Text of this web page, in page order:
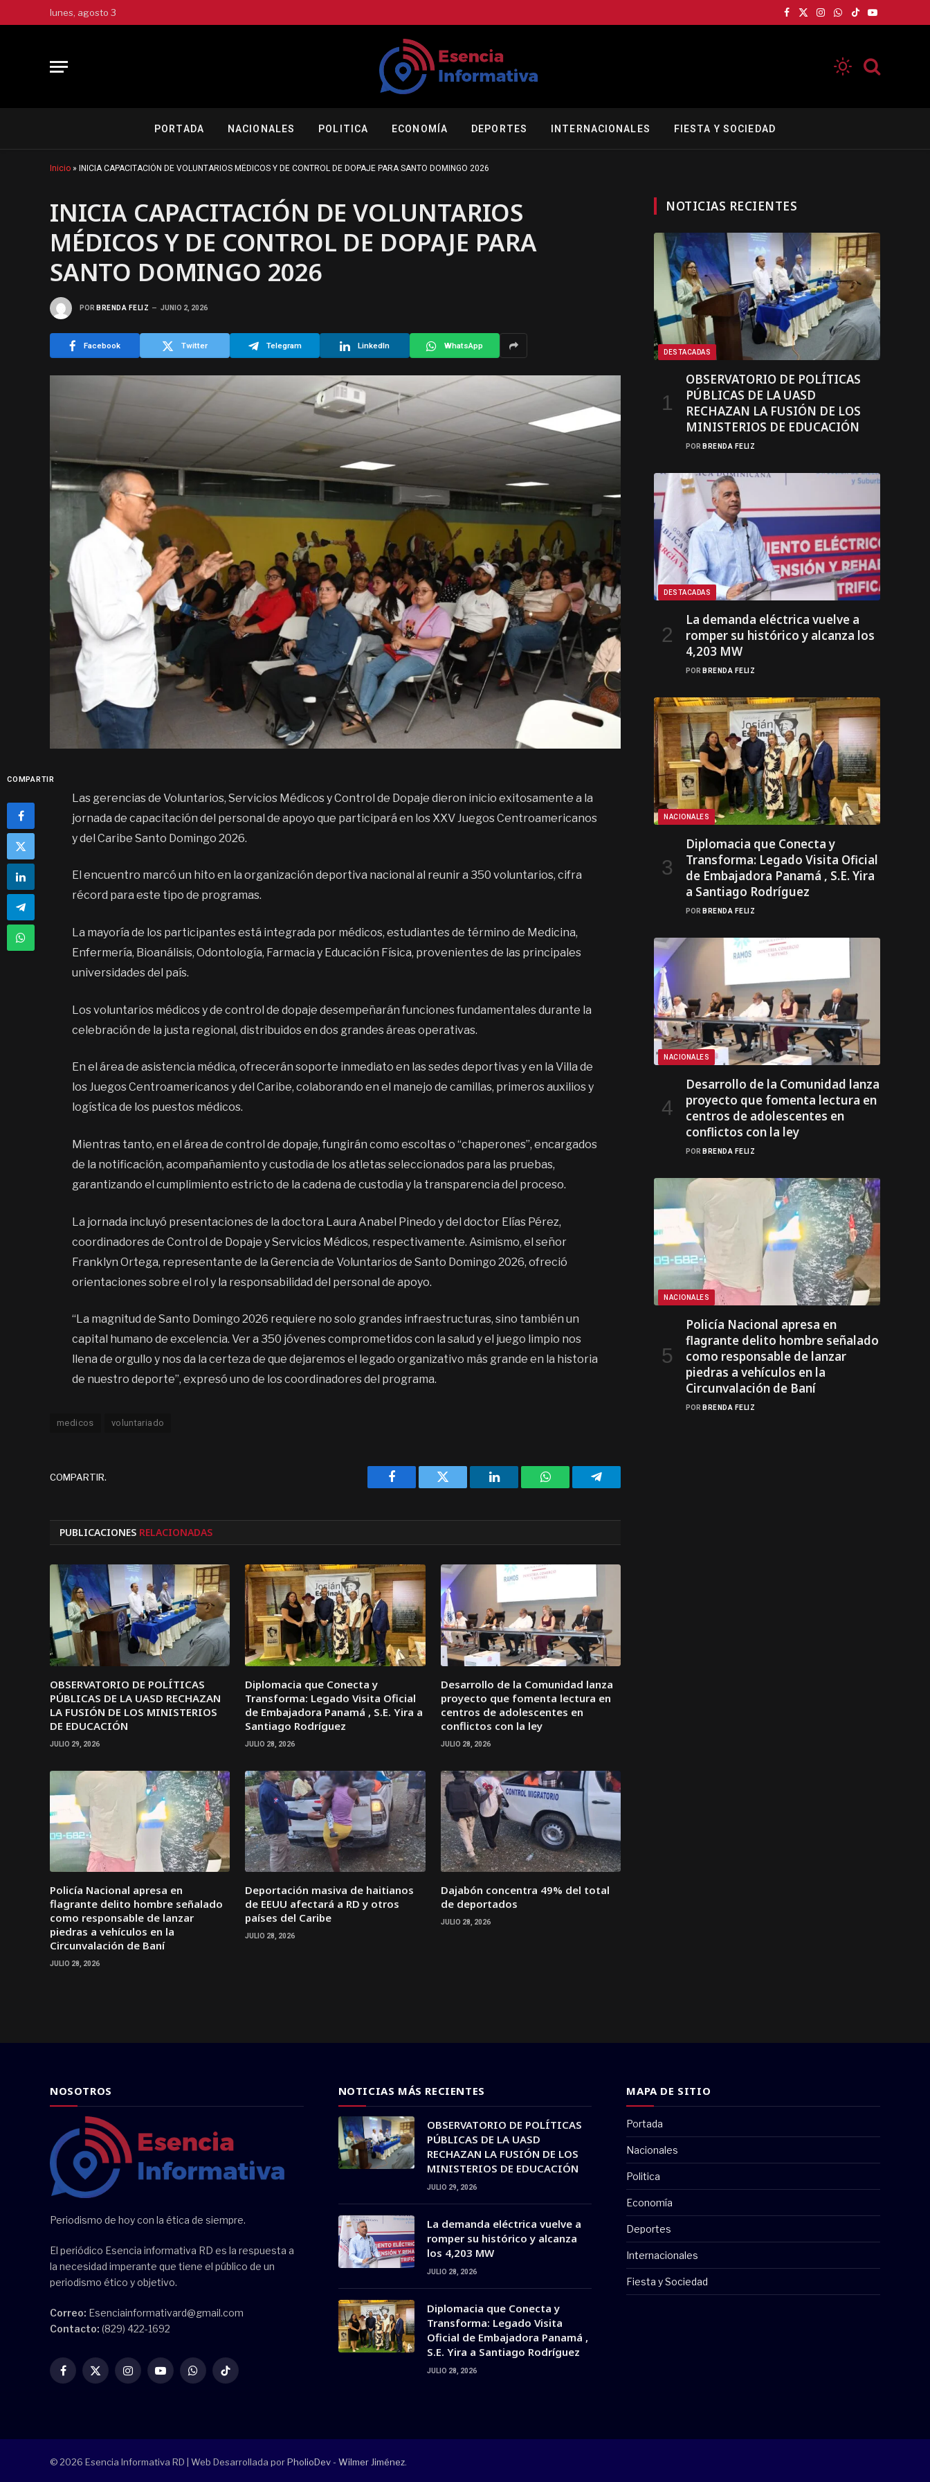
lunes, agosto 3
Facebook
X
Instagram
WhatsApp
TikTokYouTube
PORTADA NACIONALES POLITICA ECONOMÍA DEPORTES INTERNACIONALES FIESTA Y SOCIEDAD
Inicio » INICIA CAPACITACIÓN DE VOLUNTARIOS MÉDICOS Y DE CONTROL DE DOPAJE PARA SANTO DOMINGO 2026
INICIA CAPACITACIÓN DE VOLUNTARIOS
MÉDICOS Y DE CONTROL DE DOPAJE PARA
SANTO DOMINGO 2026
POR BRENDA FELIZ JUNIO 2, 2026
Facebook Twitter Telegram LinkedIn WhatsApp
COMPARTIR
Las gerencias de Voluntarios, Servicios Médicos y Control de Dopaje dieron inicio exitosamente a la
jornada de capacitación del personal de apoyo que participará en los XXV Juegos Centroamericanos
y del Caribe Santo Domingo 2026.
El encuentro marcó un hito en la organización deportiva nacional al reunir a 350 voluntarios, cifra
récord para este tipo de programas.
La mayoría de los participantes está integrada por médicos, estudiantes de término de Medicina,
Enfermería, Bioanálisis, Odontología, Farmacia y Educación Física, provenientes de las principales
universidades del país.
Los voluntarios médicos y de control de dopaje desempeñarán funciones fundamentales durante la
celebración de la justa regional, distribuidos en dos grandes áreas operativas.
En el área de asistencia médica, ofrecerán soporte inmediato en las sedes deportivas y en la Villa de
los Juegos Centroamericanos y del Caribe, colaborando en el manejo de camillas, primeros auxilios y
logística de los puestos médicos.
Mientras tanto, en el área de control de dopaje, fungirán como escoltas o “chaperones”, encargados
de la notificación, acompañamiento y custodia de los atletas seleccionados para las pruebas,
garantizando el cumplimiento estricto de la cadena de custodia y la transparencia del proceso.
La jornada incluyó presentaciones de la doctora Laura Anabel Pinedo y del doctor Elías Pérez,
coordinadores de Control de Dopaje y Servicios Médicos, respectivamente. Asimismo, el señor
Franklyn Ortega, representante de la Gerencia de Voluntarios de Santo Domingo 2026, ofreció
orientaciones sobre el rol y la responsabilidad del personal de apoyo.
“La magnitud de Santo Domingo 2026 requiere no solo grandes infraestructuras, sino también un
capital humano de excelencia. Ver a 350 jóvenes comprometidos con la salud y el juego limpio nos
llena de orgullo y nos da la certeza de que dejaremos el legado organizativo más grande en la historia
de nuestro deporte”, expresó uno de los coordinadores del programa.
medicos voluntariado
COMPARTIR.
Facebook Twitter LinkedIn WhatsAppTelegram
PUBLICACIONES RELACIONADAS
OBSERVATORIO DE POLÍTICAS
PÚBLICAS DE LA UASD RECHAZAN
LA FUSIÓN DE LOS MINISTERIOS
DE EDUCACIÓN
JULIO 29, 2026
Diplomacia que Conecta y
Transforma: Legado Visita Oficial
de Embajadora Panamá , S.E. Yira a
Santiago Rodríguez
JULIO 28, 2026
Desarrollo de la Comunidad lanza
proyecto que fomenta lectura en
centros de adolescentes en
conflictos con la ley
JULIO 28, 2026
Policía Nacional apresa en
flagrante delito hombre señalado
como responsable de lanzar
piedras a vehículos en la
Circunvalación de Baní
JULIO 28, 2026
Deportación masiva de haitianos
de EEUU afectará a RD y otros
países del Caribe
JULIO 28, 2026
Dajabón concentra 49% del total
de deportados
JULIO 28, 2026
NOTICIAS RECIENTES
DESTACADAS
OBSERVATORIO DE POLÍTICAS
PÚBLICAS DE LA UASD
RECHAZAN LA FUSIÓN DE LOS
MINISTERIOS DE EDUCACIÓN
POR BRENDA FELIZ
DESTACADAS
La demanda eléctrica vuelve a
romper su histórico y alcanza los
4,203 MW
POR BRENDA FELIZ
NACIONALES
Diplomacia que Conecta y
Transforma: Legado Visita Oficial
de Embajadora Panamá , S.E. Yira
a Santiago Rodríguez
POR BRENDA FELIZ
NACIONALES
Desarrollo de la Comunidad lanza
proyecto que fomenta lectura en
centros de adolescentes en
conflictos con la ley
POR BRENDA FELIZ
NACIONALES
Policía Nacional apresa en
flagrante delito hombre señalado
como responsable de lanzar
piedras a vehículos en la
Circunvalación de Baní
POR BRENDA FELIZ
NOSOTROS
Periodismo de hoy con la ética de siempre.
El periódico Esencia informativa RD es la respuesta a
la necesidad imperante que tiene el público de un
periodismo ético y objetivo.
Correo: Esenciainformativard@gmail.com
Contacto: (829) 422-1692
Facebook
X
InstagramYouTubeWhatsAppTikTok
NOTICIAS MÁS RECIENTES
OBSERVATORIO DE POLÍTICAS
PÚBLICAS DE LA UASD
RECHAZAN LA FUSIÓN DE LOS
MINISTERIOS DE EDUCACIÓN
JULIO 29, 2026
La demanda eléctrica vuelve a
romper su histórico y alcanza
los 4,203 MW
JULIO 28, 2026
Diplomacia que Conecta y
Transforma: Legado Visita
Oficial de Embajadora Panamá ,
S.E. Yira a Santiago Rodríguez
JULIO 28, 2026
MAPA DE SITIO
Portada
Nacionales
Politica
Economía
Deportes
Internacionales
Fiesta y Sociedad
© 2026 Esencia Informativa RD | Web Desarrollada porPholioDev - Wilmer Jiménez.